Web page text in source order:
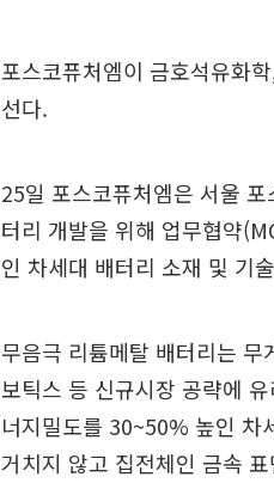
포스코퓨처엠이 금호석유화
선다.
25일 포스코퓨처엠은 서울
터리 개발을 위해 업무협약
인 차세대 배터리 소재 및 기
무음극 리튬메탈 배터리는
보틱스 등 신규시장 공략에
너지밀도를 30~50% 높인 차
거치지 않고 집전체인 금속